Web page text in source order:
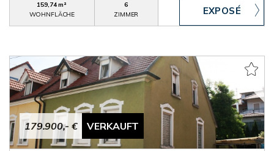
159,74 m²
WOHNFLÄCHE
6
ZIMMER
179.900,- € VERKAUFT